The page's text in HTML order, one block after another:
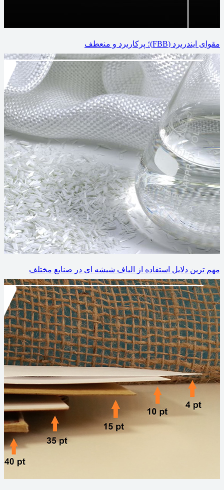
مقوای ایندربرد (FBB)؛ پرکاربرد و منعطف
مهم ترین دلایل استفاده از الیاف شیشه ‌ای در صنایع مختلف